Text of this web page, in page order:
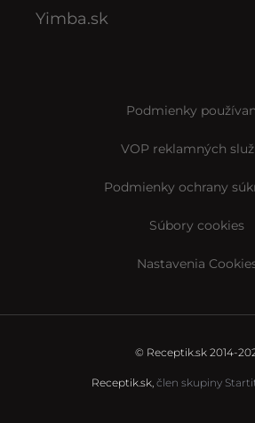
Yimba.sk
Podmienky
VOP reklamných
Podmienky ochrany
Súbory cookies
Nastavenia
© Receptik.sk 2014-
Receptik.sk, člen skupiny